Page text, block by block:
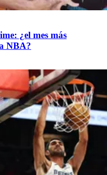
¿el mes más
NBA?